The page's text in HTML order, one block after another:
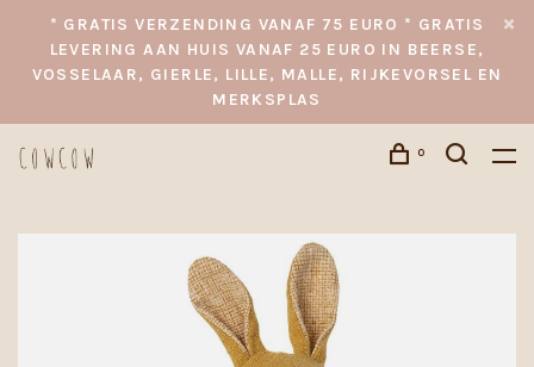
* GRATIS VERZENDING VANAF 75 EURO * GRATIS
LEVERING AAN HUIS VANAF 25 EURO IN BEERSE,
VOSSELAAR, GIERLE, LILLE, MALLE, RIJKEVORSEL EN
MERKSPLAS
0